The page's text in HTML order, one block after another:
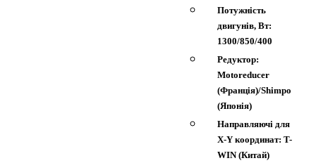
Потужність
двигунів, Вт:
1300/850/400
Редуктор:
Motoreducer
(Франція)/Shimpo
(Японія)
Направляючі для
Х-Y координат: T-
WIN (Китай)